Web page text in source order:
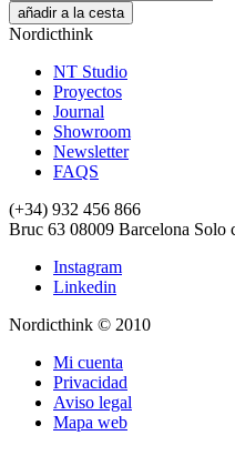
añadir a la cesta
Nordicthink
NT Studio
Proyectos
Journal
Showroom
Newsletter
FAQS
(+34) 932 456 866
Bruc 63 08009 Barcelona Solo
Instagram
Linkedin
Nordicthink © 2010
Mi cuenta
Privacidad
Aviso legal
Mapa web